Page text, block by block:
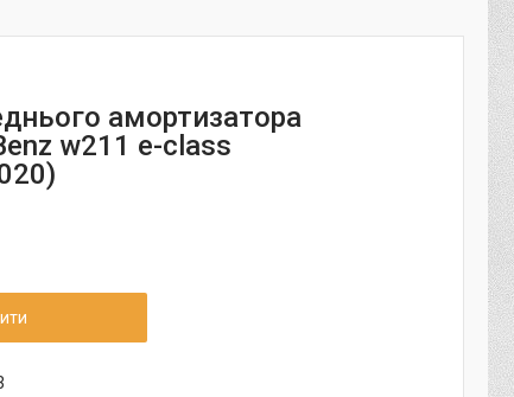
амортизатора
w211 e-class